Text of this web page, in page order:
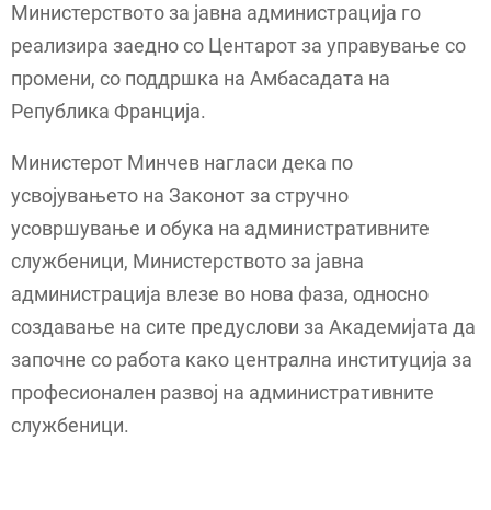
Министерството за јавна администрација го
реализира заедно со Центарот за управување со
промени, со поддршка на Амбасадата на
Република Франција.
Министерот Минчев нагласи дека по
усвојувањето на Законот за стручно
усовршување и обука на административните
службеници, Министерството за јавна
администрација влезе во нова фаза, односно
создавање на сите предуслови за Академијата да
започне со работа како централна институција за
професионален развој на административните
службеници.